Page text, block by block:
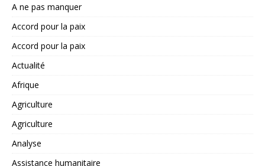
A ne pas manquer
Accord pour la paix
Accord pour la paix
Actualité
Afrique
Agriculture
Agriculture
Analyse
Assistance humanitaire